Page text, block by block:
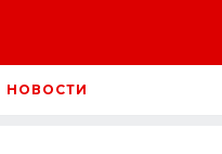
НОВОСТИ